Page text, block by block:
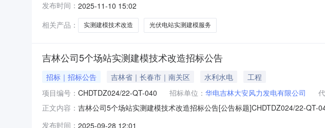
有）基本情况、资格能力条件、业绩情况（1）投标人名称：上海博英信息
期：满足招标
发布时间： 2025-11-10 15:02
相关产品：
实测建模技术改造 光伏电站实测建模服务
吉林公司5个场站实测建模技术改造招标公告
招标｜招标公告 吉林省｜长春市｜南关区 水利水电
工程
项目编号： CHDTDZ024/22-QT-040 招标单位： 华电吉林大安风力发电有限公司
正文内容： 吉林公司5个场站实测建模技术改造招标公告[公告标题]CHDTDZ024/22-
发布时间： 2025-09-28 12:01